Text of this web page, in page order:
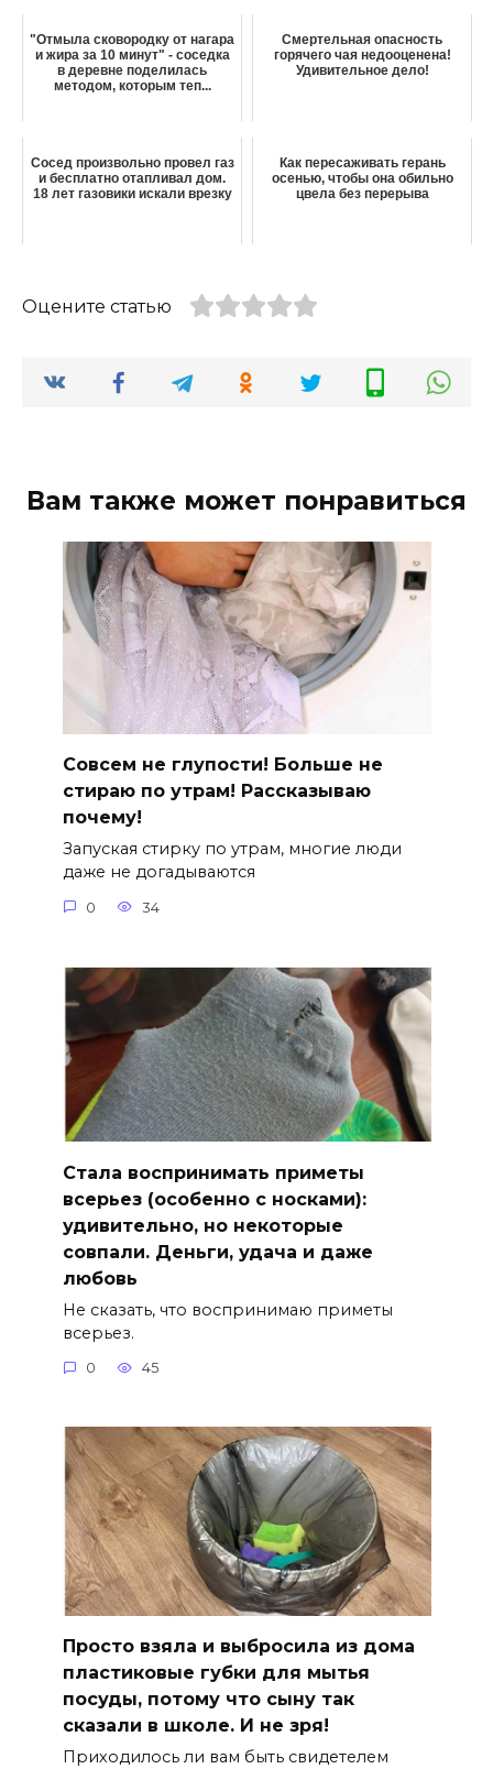
"Отмыла сковородку от нагара
и жира за 10 минут" - соседка
в деревне поделилась
методом, которым теп...
Смертельная опасность
горячего чая недооценена!
Удивительное дело!
Сосед произвольно провел газ
и бесплатно отапливал дом.
18 лет газовики искали врезку
Как пересаживать герань
осенью, чтобы она обильно
цвела без перерыва
Оцените статью
Вам также может понравиться
Совсем не глупости! Больше не
стираю по утрам! Рассказываю
почему!
Запуская стирку по утрам, многие люди
даже не догадываются
0 34
Стала воспринимать приметы
всерьез (особенно с носками):
удивительно, но некоторые
совпали. Деньги, удача и даже
любовь
Не сказать, что воспринимаю приметы
всерьез.
0 45
Просто взяла и выбросила из дома
пластиковые губки для мытья
посуды, потому что сыну так
сказали в школе. И не зря!
Приходилось ли вам быть свидетелем